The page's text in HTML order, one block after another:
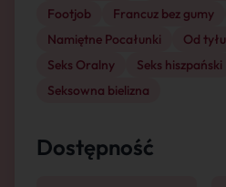
Footjob
Francuz bez gumy
Namiętne Pocałunki
Od tyłu
Seks Oralny
Seks hiszpański
Seksowna bielizna
Dostępność